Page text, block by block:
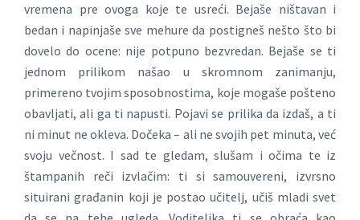
vremena pre ovoga koje te usreći. Bejaše ništavan i
bedan i napinjaše sve mehure da postigneš nešto što bi
dovelo do ocene: nije potpuno bezvredan. Bejaše se ti
jednom prilikom našao u skromnom zanimanju,
primereno tvojim sposobnostima, koje mogaše pošteno
obavljati, ali ga ti napusti. Pojavi se prilika da izdaš, a ti
ni minut ne okleva. Dočeka – ali ne svojih pet minuta, već
svoju večnost. I sad te gledam, slušam i očima te iz
štampanih reči izvlačim: ti si samouvereni, izvrsno
situirani građanin koji je postao učitelj, učiš mladi svet